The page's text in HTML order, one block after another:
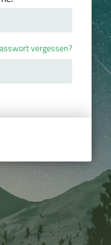
vergessen?